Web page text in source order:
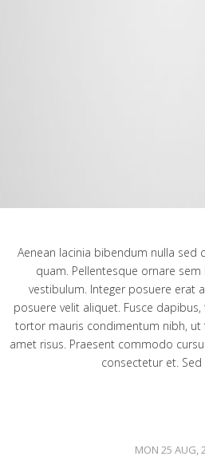
Aenean lacinia bibendum nulla sed
quam. Pellentesque ornare
vestibulum. Integer posuere erat
posuere velit aliquet. Fusce
tortor mauris condimentum nibh,
amet risus. Praesent commodo
consectetur et.
MON 25 AUG,